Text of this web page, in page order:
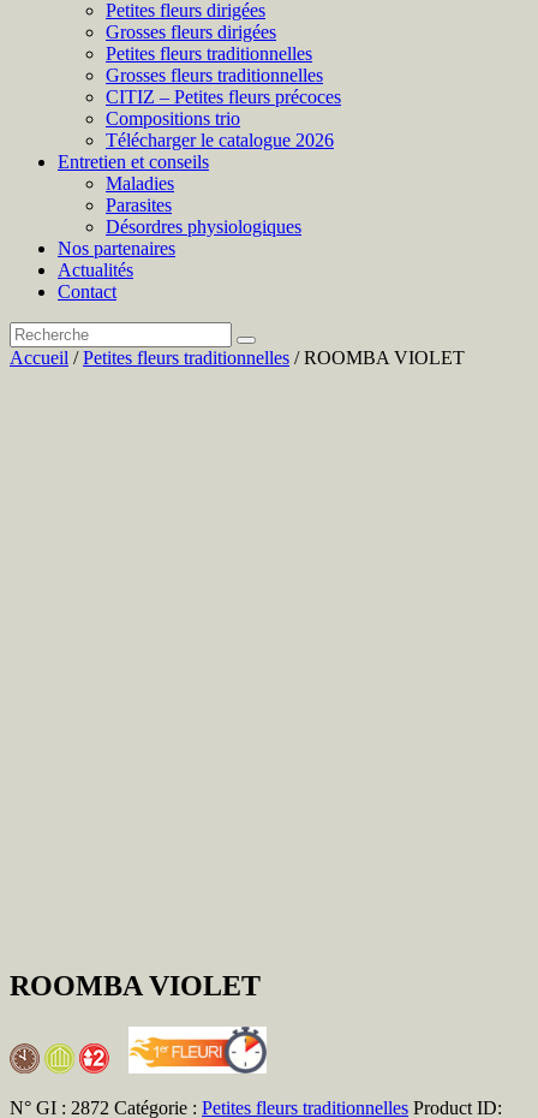
Petites fleurs dirigées
Grosses fleurs dirigées
Petites fleurs traditionnelles
Grosses fleurs traditionnelles
CITIZ – Petites fleurs précoces
Compositions trio
Télécharger le catalogue 2026
Entretien et conseils
Maladies
Parasites
Désordres physiologiques
Nos partenaires
Actualités
Contact
Accueil /Petites fleurs traditionnelles / ROOMBA VIOLET
ROOMBA VIOLET
N° GI : 2872 Catégorie : Petites fleurs traditionnelles Product ID: